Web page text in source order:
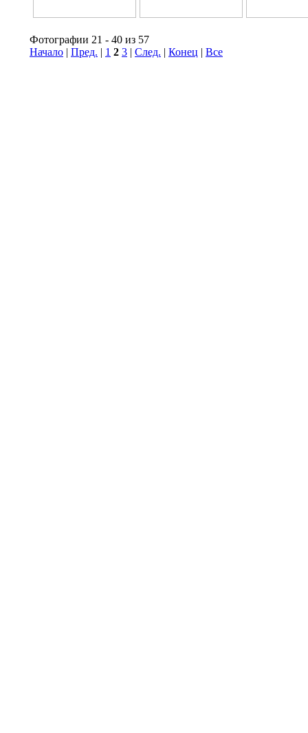
Фотографии 21 - 40 из 57
Начало | Пред. | 1 2 3 | След. | Конец | Все